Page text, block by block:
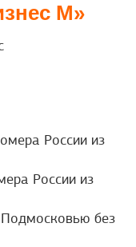
М»
России из
России из
без